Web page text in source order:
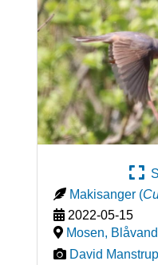
Makisanger (
2022-05-15
Mosen, Blåvand
David Manstrup